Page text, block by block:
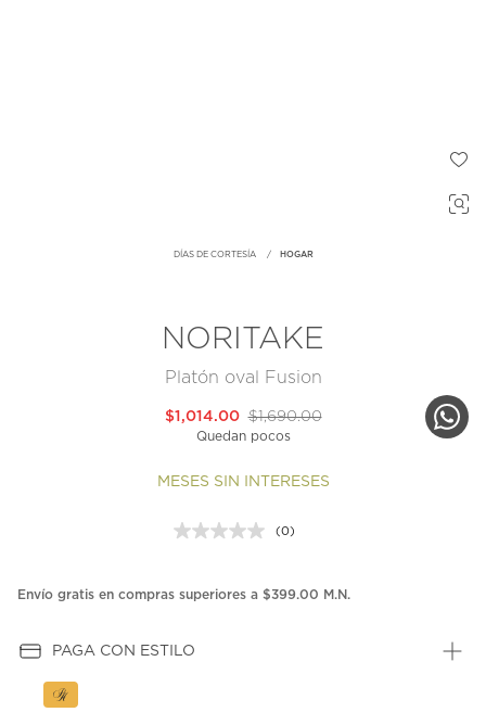
DÍAS DE CORTESÍA HOGAR
NORITAKE
Platón oval Fusion
$1,690.00
$1,014.00
Quedan pocos
MESES SIN INTERESES
Sin
en
(0)
Envío gratis en compras superiores a $399.00 M.N.
PAGA CON ESTILO